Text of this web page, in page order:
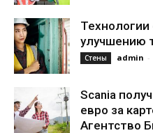
улучшению
Стены admin -
Scania
евро за
Агентство